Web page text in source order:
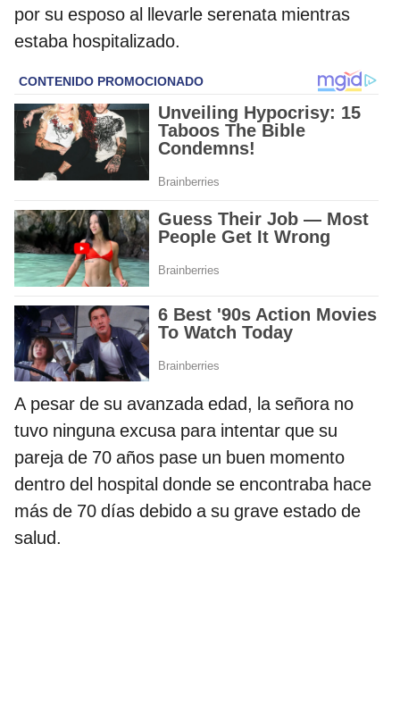
por su esposo al llevarle serenata mientras
estaba hospitalizado.
A pesar de su avanzada edad, la señora no
tuvo ninguna excusa para intentar que su
pareja de 70 años pase un buen momento
dentro del hospital donde se encontraba hace
más de 70 días debido a su grave estado de
salud.